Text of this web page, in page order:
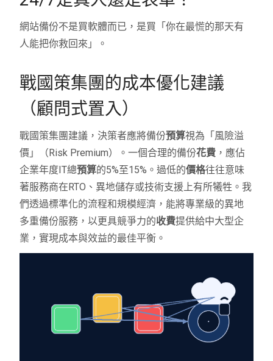
網站備份不是買軟體而已，是買「你在最慌的那天有
人能把你救回來」。
戰國策集團的成本優化建議
（顧問式置入）
戰國策集團建議，決策者應將備份預算視為「風險溢
價」（Risk Premium）。一個合理的備份花費 ，應佔
企業年度IT總預算的5%至15%。過低的價格往往意味
著服務商在RTO、異地儲存或技術支援上有所犧牲。我
們透過標準化的流程和規模經濟，能將專業級的異地
多重備份服務，以更具競爭力的收費提供給中大型企
業，實現成本與效益的最佳平衡。